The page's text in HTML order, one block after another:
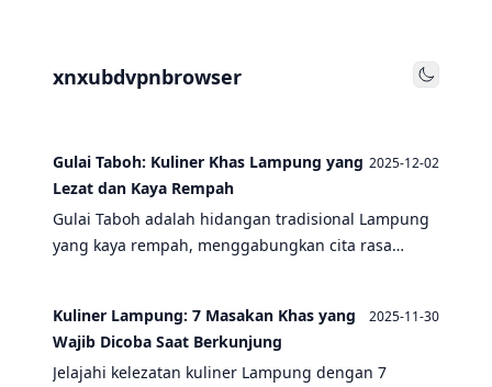
xnxubdvpnbrowser Toggle
Gulai Taboh: Kuliner Khas Lampung yang
Lezat dan Kaya Rempah
2025-12-02
Gulai Taboh adalah hidangan tradisional Lampung
yang kaya rempah, menggabungkan cita rasa
Kuliner Lampung: 7 Masakan Khas yang
Wajib Dicoba Saat Berkunjung
2025-11-30
Jelajahi kelezatan kuliner Lampung dengan 7